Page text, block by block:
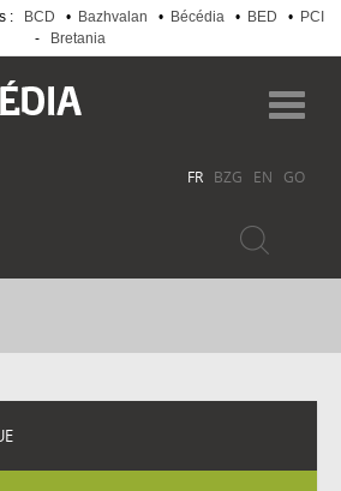
: BCD • Bazhvalan • Bécédia • BED •
PCI
-
Bretania
FR BZG EN GO